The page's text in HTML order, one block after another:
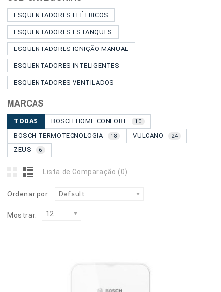
ESQUENTADORES ELÉTRICOS
ESQUENTADORES ESTANQUES
ESQUENTADORES IGNIÇÃO MANUAL
ESQUENTADORES INTELIGENTES
ESQUENTADORES VENTILADOS
MARCAS
TODAS BOSCH HOME CONFORT 10
BOSCH TERMOTECNOLOGIA 18 VULCANO 24
ZEUS 6
Lista de Comparação (0)
Ordenar por: Default
Mostrar: 12